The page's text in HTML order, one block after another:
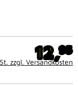
12,95
zzgl. Versandkosten